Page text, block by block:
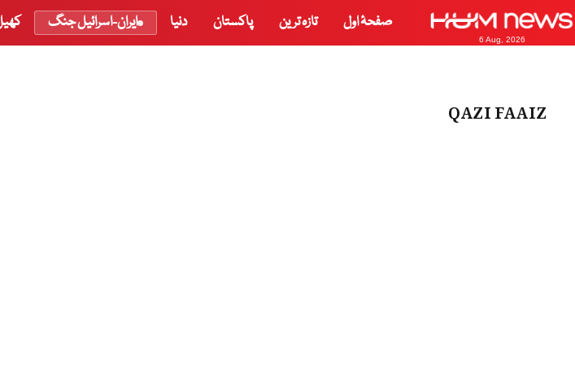
6 Aug, 2026
صفحۂ اول تازہ ترین پاکستان دنیا ایران-اسرائیل جنگ
QAZI FAAIZ